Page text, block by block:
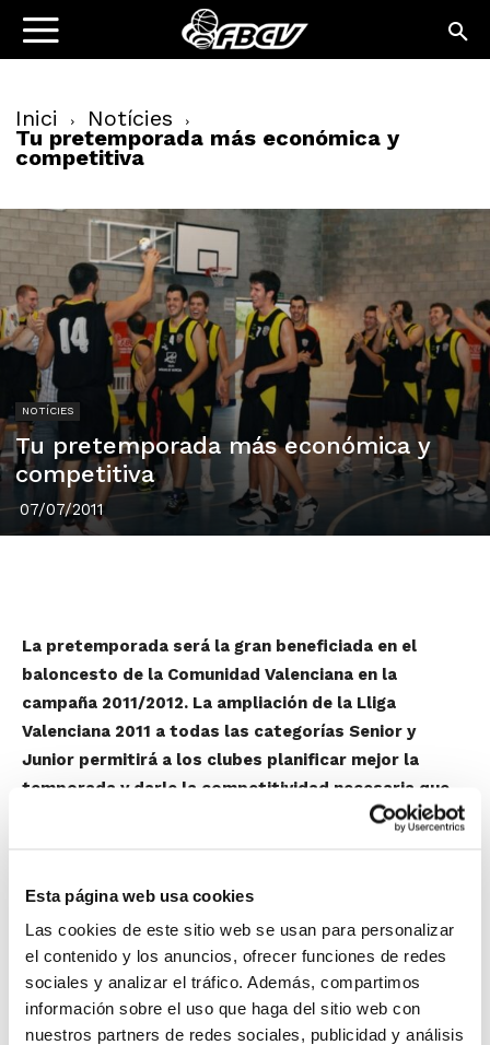
Esta página web usa cookies
Las cookies de este sitio web se usan para personalizar
el contenido y los anuncios, ofrecer funciones de redes
sociales y analizar el tráfico. Además, compartimos
información sobre el uso que haga del sitio web con
nuestros partners de redes sociales, publicidad y análisis
Inici Notícies
Tu pretemporada más económica y
competitiva
NOTÍCIES
Tu pretemporada más económica y
competitiva
07/07/2011
La pretemporada será la gran beneficiada en el
baloncesto de la Comunidad Valenciana en la
campaña 2011/2012. La ampliación de la Lliga
Valenciana 2011 a todas las categorías Senior y
Junior permitirá a los clubes planificar mejor la
temporada y darle la competitividad necesaria que
muchos clubes echan de menos antes del inicio de la
Pero además, la participación en la Lliga Valenciana
sólo conllevará el coste arbitral, que incluso se ha
reducido para que resulte más económico que
cualquier partido amistoso de los que se celebran
habitualmente.